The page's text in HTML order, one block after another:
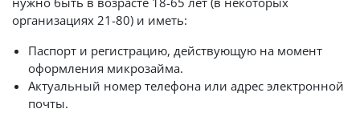
организациях 21-80) и иметь:
Паспорт и регистрацию, действующую на момент
оформления микрозайма.
Актуальный номер телефона или адрес электронной
почты.